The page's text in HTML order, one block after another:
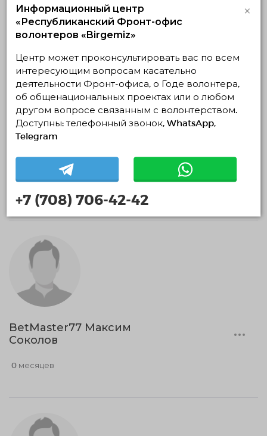
0 месяцев
Динара Бегимбет
BetMaster77 Максим
Соколов
0 месяцев
Информационный центр
«Республиканский Фронт-офис
волонтеров «Birgemiz»
×
Центр может проконсультировать вас по всем
интересующим вопросам касательно
деятельности Фронт-офиса, о Годе волонтера,
об общенациональных проектах или о любом
другом вопросе связанным с волонтерством.
Доступны: телефонный звонок, WhatsApp,
Telegram
+7 (708) 706-42-42